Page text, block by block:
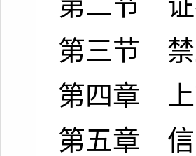
第三节 禁
第四章 上
第五章 信